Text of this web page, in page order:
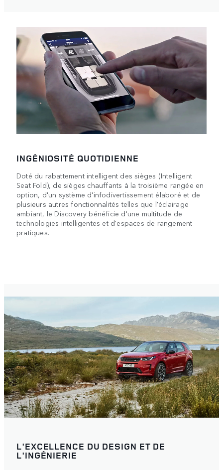
INGÉNIOSITÉ QUOTIDIENNE
Doté du rabattement intelligent des sièges (Intelligent
Seat Fold), de sièges chauffants à la troisième rangée en
option, d'un système d'infodivertissement élaboré et de
plusieurs autres fonctionnalités telles que l'éclairage
ambiant, le Discovery bénéficie d'une multitude de
technologies intelligentes et d'espaces de rangement
pratiques.
L'EXCELLENCE DU DESIGN ET DE
L'INGÉNIERIE